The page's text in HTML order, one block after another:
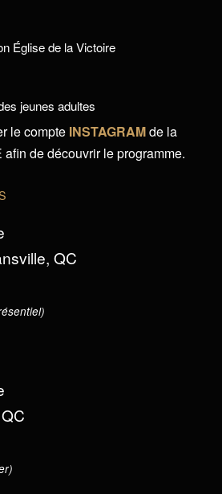
Église de la Victoire
jeunes adultes
le compte INSTAGRAMde la
de découvrir le programme.
QC